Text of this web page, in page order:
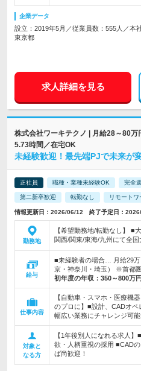
企業データ
設立：2019年5月／従業員数：555人／本
東京都
求人詳細を見る
株式会社ワーキテクノ | 月給28～80
5.73時間／在宅OK
未経験歓迎！最先端PJで未来が
正社員 職種・業種未経験OK 完全
第二新卒歓迎 転勤なし リモートワ
情報更新日：2026/06/12 終了予定日：
勤務地
【希望勤務地/転勤なし】 ■
関西/関東/東海/九州にて全国
給与
■未経験者の場合… 月給29
京・神奈川・埼玉） ※首都
初年度の年収： 350～800万円
仕事内容
【自動車・スマホ・医療機
のプロに】■設計、CADオ
幅広い業務にチャレンジ可能
対象と
なる方
【1年後別人になれる求人
欲・人柄重視の採用 ■CAD
ば尚歓迎！